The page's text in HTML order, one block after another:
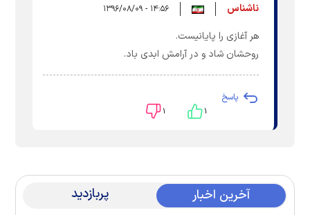
ناشناس ۱۴:۵۶ - ۱۳۹۶/۰۸/۰۹
هر آغازی را پایانیست.
روحشان شاد و در آرامش ابدی باد.
پاسخ
۱ ۱
آخرین اخبار پربازدید